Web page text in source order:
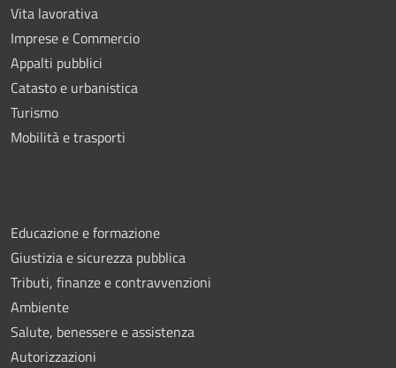
Vita lavorativa
Imprese e Commercio
Appalti pubblici
Catasto e urbanistica
Turismo
Mobilità e trasporti
Educazione e formazione
Giustizia e sicurezza pubblica
Tributi, finanze e contravvenzioni
Ambiente
Salute, benessere e assistenza
Autorizzazioni